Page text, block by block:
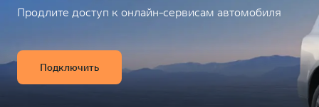
Продлите доступ к онлайн-сервисам автомобиля
Подключить